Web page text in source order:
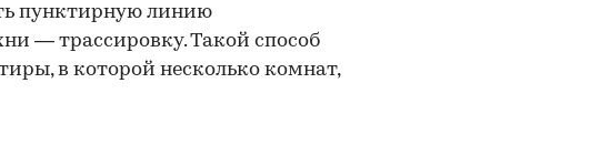
пунктирную линию
— трассировку. Такой способ
в которой несколько комнат,